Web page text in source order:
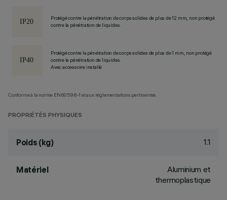
Protégé contre la pénétration de corps solides de plus de 12 mm, non protégé
contre la pénétration de liquides.
Protégé contre la pénétration de corps solides de plus de 1 mm, non protégé
contre la pénétration de liquides.
Avec accessoire installé
Conforme à la norme EN60598-1 et aux réglementations pertinentes.
PROPRIÉTÉS PHYSIQUES
Poids (kg) 1.1
Matériel
Aluminium et
thermoplastique